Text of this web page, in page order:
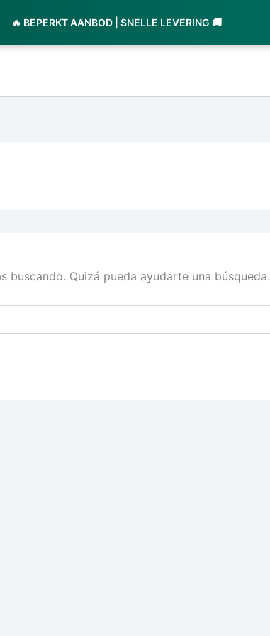
🔥 BEPERKT AANBOD | SNELLE LEVERING 🚚
buscando. Quizá pueda ayudarte una búsqueda.